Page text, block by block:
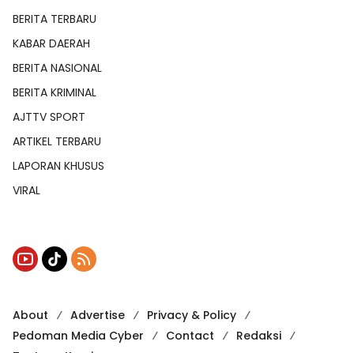
BERITA TERBARU
KABAR DAERAH
BERITA NASIONAL
BERITA KRIMINAL
AJTTV SPORT
ARTIKEL TERBARU
LAPORAN KHUSUS
VIRAL
About Advertise
Privacy & Policy
Pedoman Media Cyber
Contact
Redaksi